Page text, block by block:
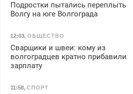
Подростки пытались переплыть
Волгу на юге Волгограда
12:03, ОБЩЕСТВО
Сварщики и швеи: кому из
волгоградцев кратно прибавили
зарплату
11:58, СПОРТ